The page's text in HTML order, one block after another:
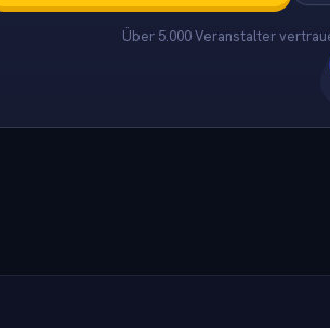
Über 5.000 Veranstalter